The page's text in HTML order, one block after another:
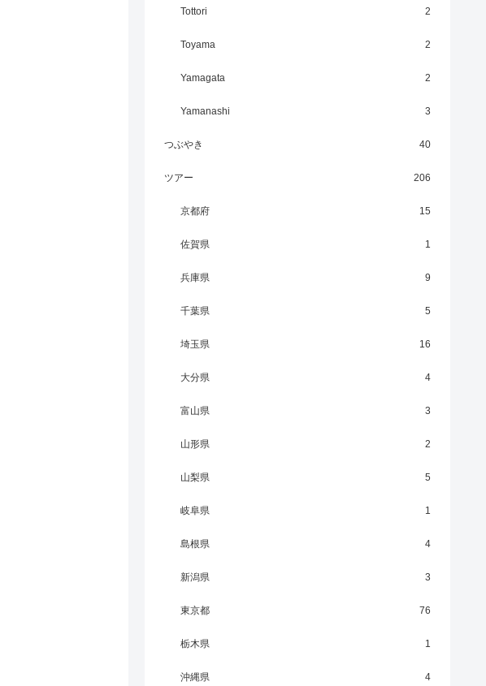
Tottori 2
Toyama 2
Yamagata 2
Yamanashi 3
つぶやき 40
ツアー 206
京都府 15
佐賀県 1
兵庫県 9
千葉県 5
埼玉県 16
大分県 4
富山県 3
山形県 2
山梨県 5
岐阜県 1
島根県 4
新潟県 3
東京都 76
栃木県 1
沖縄県 4